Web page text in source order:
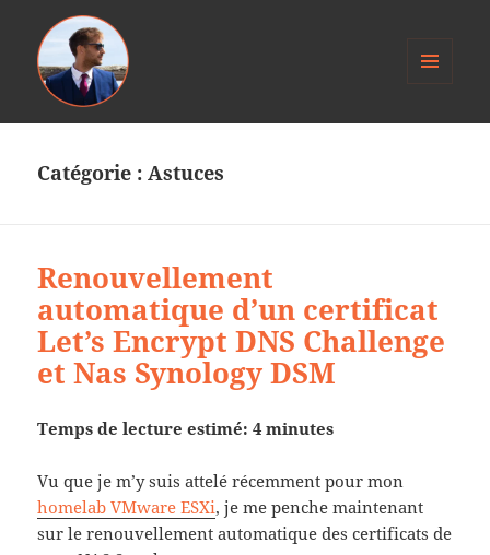
WIDGETS
Catégorie :Astuces
Renouvellement
automatique d’un certificat
Let’s Encrypt DNS Challenge
et Nas Synology DSM
Temps de lecture estimé: 4 minutes
Vu que je m’y suis attelé récemment pour mon
homelab VMware ESXi, je me penche maintenant
sur le renouvellement automatique des certificats de